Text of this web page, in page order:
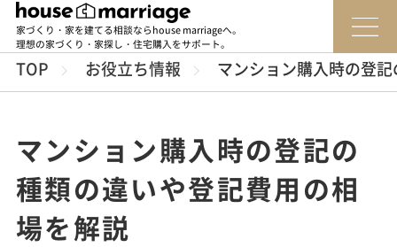
家づくり・家を建てる相談ならhouse marriageへ。
理想の家づくり・家探し・住宅購入をサポート。
TOP お役立ち情報 マンション購入時の登
マンション購入時の登記の
種類の違いや登記費用の相
場を解説